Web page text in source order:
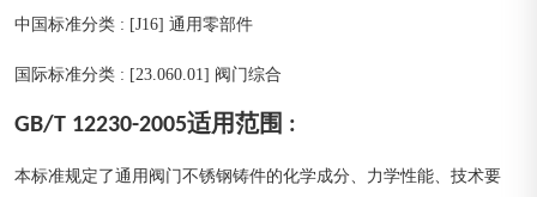
中国标准分类 : [J16] 通用零部件
国际标准分类 : [23.060.01] 阀门综合
GB/T 12230-2005适用范围 :
本标准规定了通用阀门不锈钢铸件的化学成分、力学性能、技术要